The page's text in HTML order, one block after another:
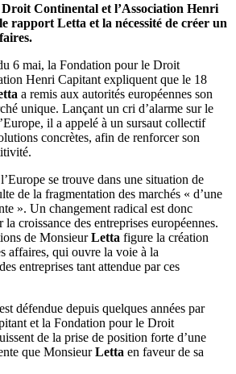
Continental et l’Association Henri
rapport Letta et la nécessité de créer un
6 mai, la Fondation pour le Droit
Henri Capitant expliquent que le 18
a remis aux autorités européennes son
unique. Lançant un cri d’alarme sur le
il a appelé à un sursaut collectif
concrètes, afin de renforcer son
se trouve dans une situation de
de la fragmentation des marchés « d’une
». Un changement radical est donc
croissance des entreprises européennes.
de MonsieurLetta figure la création
affaires, qui ouvre la voie à la
entreprises tant attendue par ces
défendue depuis quelques années par
et la Fondation pour le Droit
de la prise de position forte d’une
que MonsieurLetta en faveur de sa